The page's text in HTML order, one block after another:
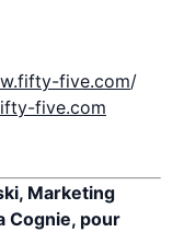
five.com/
five.com
Marketing
Cognie, pour